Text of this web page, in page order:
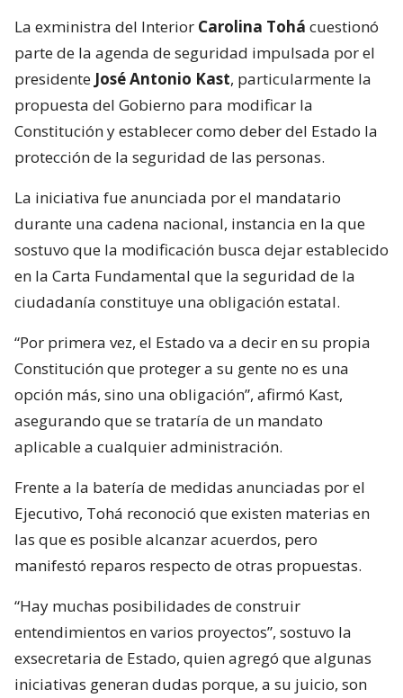
La exministra del Interior Carolina Tohá cuestionó
parte de la agenda de seguridad impulsada por el
presidente José Antonio Kast, particularmente la
propuesta del Gobierno para modificar la
Constitución y establecer como deber del Estado la
protección de la seguridad de las personas.
La iniciativa fue anunciada por el mandatario
durante una cadena nacional, instancia en la que
sostuvo que la modificación busca dejar establecido
en la Carta Fundamental que la seguridad de la
ciudadanía constituye una obligación estatal.
“Por primera vez, el Estado va a decir en su propia
Constitución que proteger a su gente no es una
opción más, sino una obligación”, afirmó Kast,
asegurando que se trataría de un mandato
aplicable a cualquier administración.
Frente a la batería de medidas anunciadas por el
Ejecutivo, Tohá reconoció que existen materias en
las que es posible alcanzar acuerdos, pero
manifestó reparos respecto de otras propuestas.
“Hay muchas posibilidades de construir
entendimientos en varios proyectos”, sostuvo la
exsecretaria de Estado, quien agregó que algunas
iniciativas generan dudas porque, a su juicio, son